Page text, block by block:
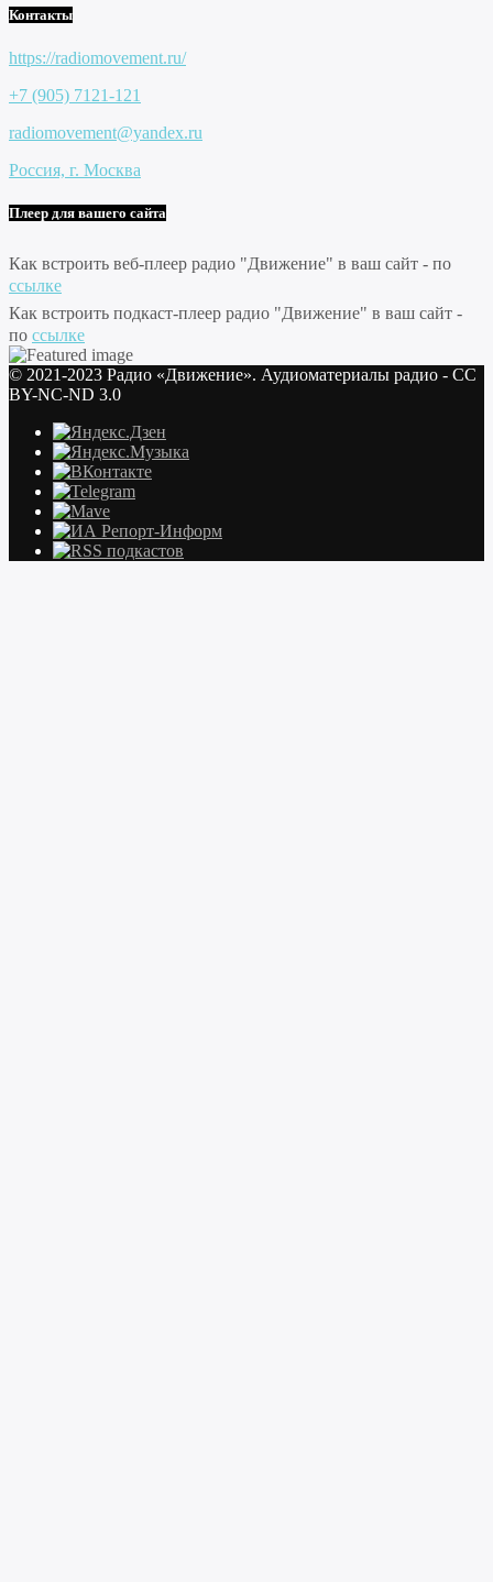
Контакты
https://radiomovement.ru/
+7 (905) 7121-121
radiomovement@yandex.ru
Россия, г. Москва
Плеер для вашего сайта
Как встроить веб-плеер радио "Движение" в ваш сайт - по
ссылке
Как встроить подкаст-плеер радио "Движение" в ваш сайт -
по ссылке
© 2021-2023 Радио «Движение». Аудиоматериалы радио - CC
BY-NC-ND 3.0